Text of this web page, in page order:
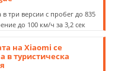
в три версии с пробег до 835
до 100 км/ч за 3,2 сек
на Xiaomi се
в туристическа